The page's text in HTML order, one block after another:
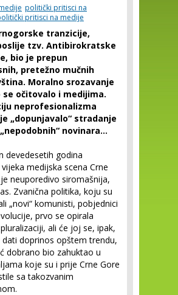
politički pritisci na
pritisci na medije
tranzicije,
tzv. Antibirokratske
bio je prepun
pretežno mučnih
Moralno srozavanje
se očitovalo i medijima.
neprofesionalizma
„dopunjavalo“ stradanje
novinara...
devedesetih godina
medijska scena Crne
neuporedivo siromašnija,
Zvanična politika, koju su
„novi“ komunisti, pobjednici
prvo se opirala
ali će joj se, ipak,
dati doprinos opštem trendu,
dobrano bio zahuktao u
koje su i prije Crne Gore
sa takozvanim